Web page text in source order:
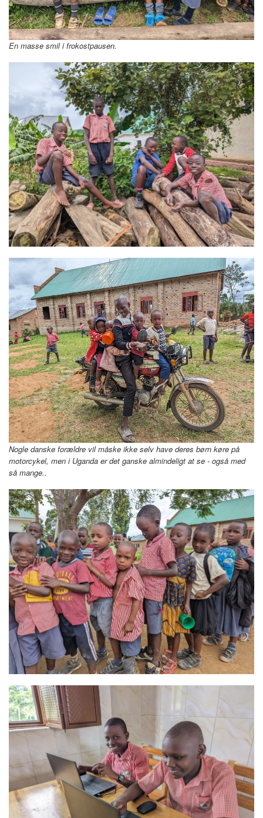
En masse smil i frokostpausen.
Nogle danske forældre vil måske ikke selv have deres børn køre på
motorcykel, men i Uganda er det ganske almindeligt at se - også med
så mange..